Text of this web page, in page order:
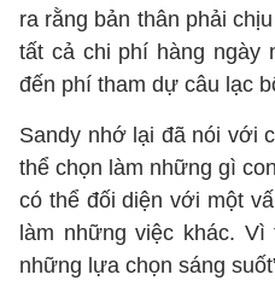
ra rằng bản thân phải
tất cả chi phí hàng ngày
đến phí tham dự câu lạc
Sandy nhớ lại đã nói với
thể chọn làm những gì
có thể đối diện với một
làm những việc khác.
những lựa chọn sáng